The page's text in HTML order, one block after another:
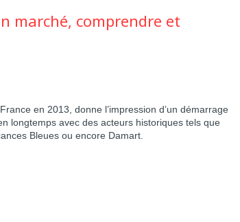
marché, comprendre et
en 2013 , donne l’impression d’un démarrage
longtemps avec des acteurs historiques tels que
Bleues ou encore Damart.